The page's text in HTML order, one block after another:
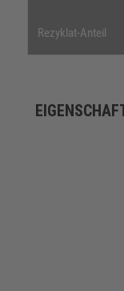
Rezyklat-Anteil